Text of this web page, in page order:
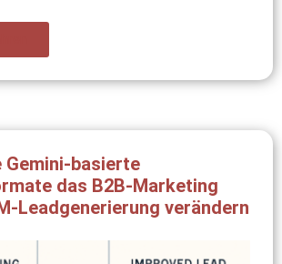
Gemini-basierte
das B2B‑Marketing
verändern